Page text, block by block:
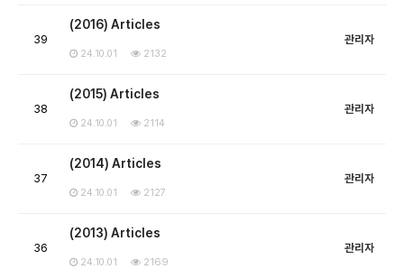
39
(2016) Articles
24.10.01 2132
관리자
38
(2015) Articles
24.10.01 2114
관리자
37
(2014) Articles
24.10.01 2127
관리자
36
(2013) Articles
24.10.01 2169
관리자